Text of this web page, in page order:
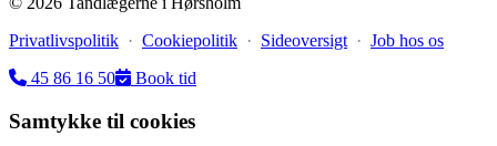
Privatlivspolitik · Cookiepolitik · Sideoversigt · Job hos os
45 86 16 50
Book tid
Samtykke til cookies